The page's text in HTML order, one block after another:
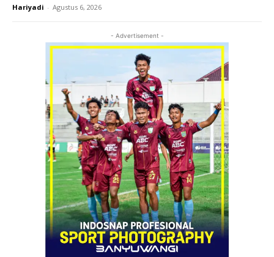
Hariyadi - Agustus 6, 2026
- Advertisement -